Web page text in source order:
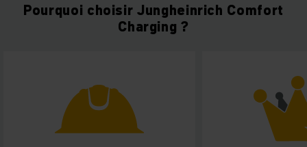
Pourquoi choisir Jungheinrich Comfort
Charging ?